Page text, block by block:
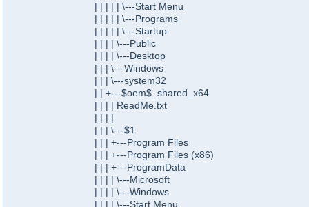
| | | | | \---Start Menu
| | | | | \---Programs
| | | | | \---Startup
| | | | \---Public
| | | | \---Desktop
| | | \---Windows
| | | \---system32
| | +---$oem$_shared_x64
| | | | ReadMe.txt
| | | |
| | | \---$1
| | | +---Program Files
| | | +---Program Files (x86)
| | | +---ProgramData
| | | | \---Microsoft
| | | | \---Windows
| | | | \---Start Menu